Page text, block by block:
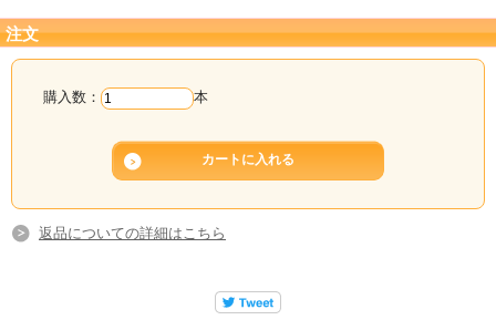
最安値に挑戦 ！ キャンライトのランプオイルは臭い・煙が出ない
注文
購入数： 本
返品についての詳細はこちら